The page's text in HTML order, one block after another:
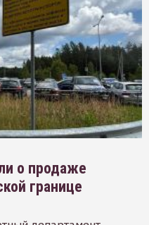
о продаже
границе